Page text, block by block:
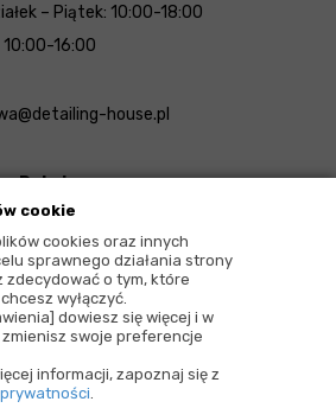
cookie
cookies oraz innych
sprawnego działania strony
zdecydować o tym, które
wyłączyć.
dowiesz się więcej i w
swoje preferencje
informacji, zapoznaj się z
.
– Piątek: 10:00-18:00
16:00
house.pl
Rekcin
z o.o. sp.k.
1